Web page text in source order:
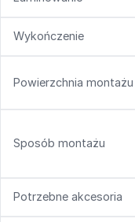
Wykończenie
Powierzchnia montażu
Sposób montażu
Potrzebne akcesoria